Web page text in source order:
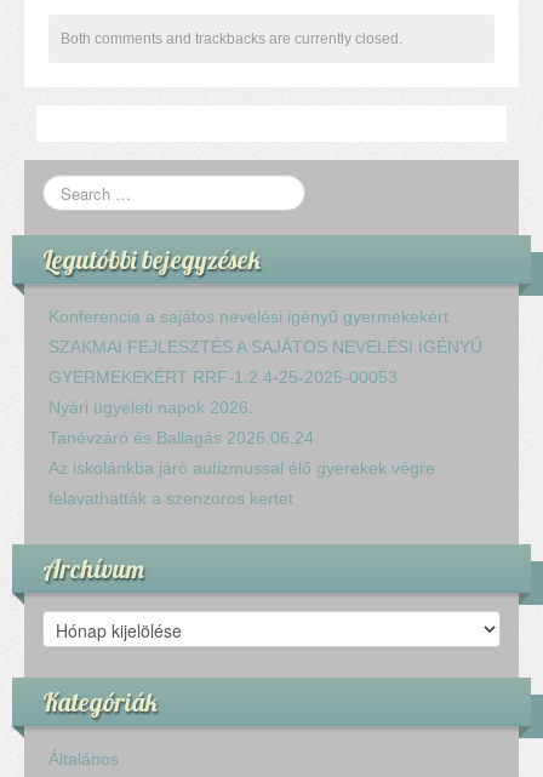
Both comments and trackbacks are currently closed.
Legutóbbi bejegyzések
Konferencia a sajátos nevelési igényű gyermekekért
SZAKMAI FEJLESZTÉS A SAJÁTOS NEVELÉSI IGÉNYŰ
GYERMEKEKÉRT RRF-1.2.4-25-2025-00053
Nyári ügyeleti napok 2026.
Tanévzáró és Ballagás 2026.06.24.
Az iskolánkba járó autizmussal élő gyerekek végre
felavathatták a szenzoros kertet
Archívum
Archívum
Kategóriák
Általános